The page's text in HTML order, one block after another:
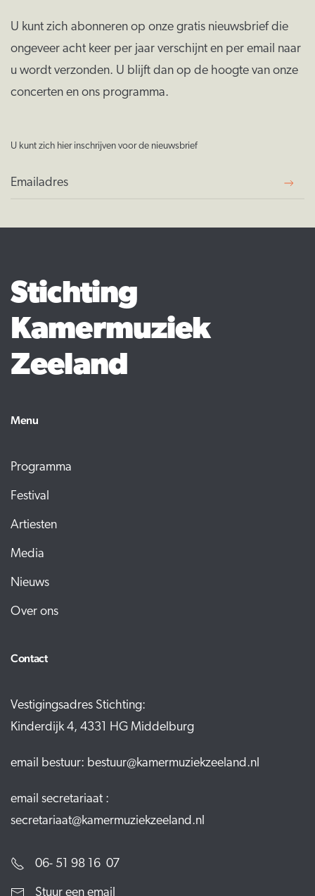
U kunt zich abonneren op onze gratis nieuwsbrief die
ongeveer acht keer per jaar verschijnt en per email naar
u wordt verzonden. U blijft dan op de hoogte van onze
concerten en ons programma.
U kunt zich hier inschrijven voor de nieuwsbrief
Stichting
Kamermuziek
Zeeland
Menu
Programma
Festival
Artiesten
Media
Nieuws
Over ons
Contact
Vestigingsadres Stichting:
Kinderdijk 4, 4331 HG Middelburg
email bestuur: bestuur@kamermuziekzeeland.nl
email secretariaat :
secretariaat@kamermuziekzeeland.nl
06- 51 98 16 07
Stuur een email